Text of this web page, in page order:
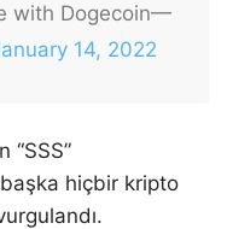
with Dogecoin—
14, 2022
“SSS”
hiçbir kripto